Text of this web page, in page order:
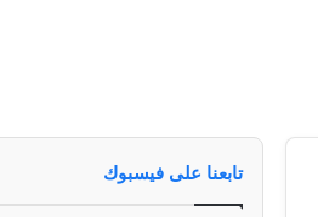
تابعنا على فيسبوك